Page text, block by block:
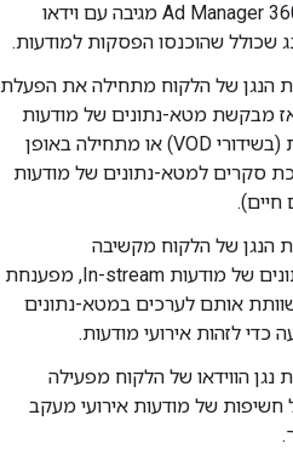
מערכת Ad Manager 360 מגיבה עם וידאו
שכולל שהוכנסו הפסקות למודעות.
הנגן של הלקוח מתחילה את הפעלת
מבקשת מטא-נתונים של מודעות
פעם אחת (בשידורי VOD) או מתחילה באופן
סקרים למטא-נתונים של מודעות
חיים).
הנגן של הלקוח מקשיבה
למטא-נתונים של מודעות In-stream, מפענחת
אותם לערכים במטא-נתונים
כדי לזהות אירועי מודעות.
נגן הווידאו של הלקוח מפעילה
חשיפות של מודעות אירועי מעקב